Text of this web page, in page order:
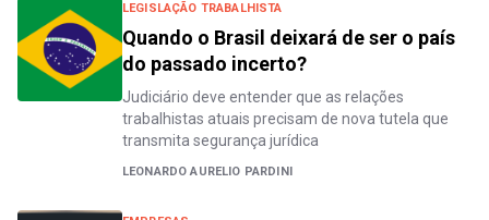
LEGISLAÇÃO TRABALHISTA
Quando o Brasil deixará de ser o país
do passado incerto?
Judiciário deve entender que as relações
trabalhistas atuais precisam de nova tutela que
transmita segurança jurídica
LEONARDO AURELIO PARDINI